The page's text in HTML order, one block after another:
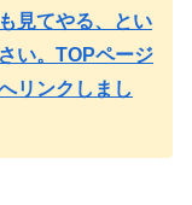
見てやる、とい
い。TOPページ
リンクしまし